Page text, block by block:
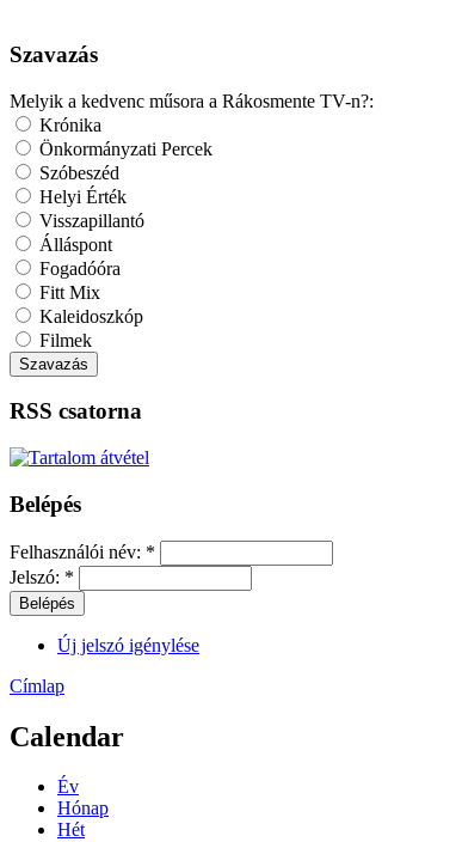
Szavazás
Melyik a kedvenc műsora a Rákosmente TV-n?:
Krónika
Önkormányzati Percek
Szóbeszéd
Helyi Érték
Visszapillantó
Álláspont
Fogadóóra
Fitt Mix
Kaleidoszkóp
Filmek
RSS csatorna
Belépés
Felhasználói név: *
Jelszó: *
Új jelszó igénylése
Címlap
Calendar
Év
Hónap
Hét